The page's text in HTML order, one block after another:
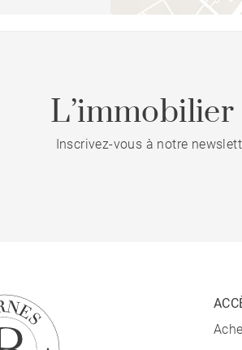
L’immobilier
Inscrivez-vous à notre